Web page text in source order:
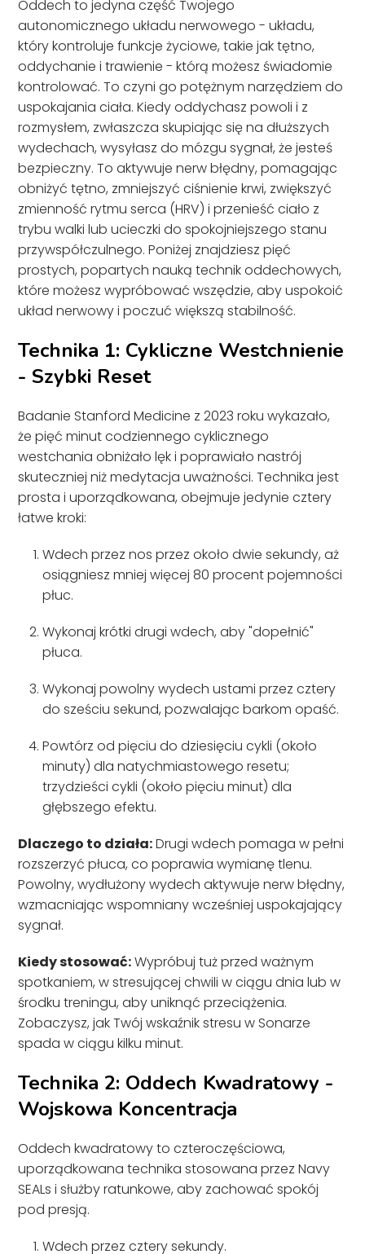
Oddech to jedyna część Twojego
autonomicznego układu nerwowego - układu,
który kontroluje funkcje życiowe, takie jak tętno,
oddychanie i trawienie - którą możesz świadomie
kontrolować. To czyni go potężnym narzędziem do
uspokajania ciała. Kiedy oddychasz powoli i z
rozmysłem, zwłaszcza skupiając się na dłuższych
wydechach, wysyłasz do mózgu sygnał, że jesteś
bezpieczny. To aktywuje nerw błędny, pomagając
obniżyć tętno, zmniejszyć ciśnienie krwi, zwiększyć
zmienność rytmu serca (HRV) i przenieść ciało z
trybu walki lub ucieczki do spokojniejszego stanu
przywspółczulnego. Poniżej znajdziesz pięć
prostych, popartych nauką technik oddechowych,
które możesz wypróbować wszędzie, aby uspokoić
układ nerwowy i poczuć większą stabilność.
Technika 1: Cykliczne Westchnienie
- Szybki Reset
Badanie Stanford Medicine z 2023 roku wykazało,
że pięć minut codziennego cyklicznego
westchania obniżało lęk i poprawiało nastrój
skuteczniej niż medytacja uważności. Technika jest
prosta i uporządkowana, obejmuje jedynie cztery
łatwe kroki:
Wdech przez nos przez około dwie sekundy, aż
osiągniesz mniej więcej 80 procent pojemności
płuc.
Wykonaj krótki drugi wdech, aby "dopełnić"
płuca.
Wykonaj powolny wydech ustami przez cztery
do sześciu sekund, pozwalając barkom opaść.
Powtórz od pięciu do dziesięciu cykli (około
minuty) dla natychmiastowego resetu;
trzydzieści cykli (około pięciu minut) dla
głębszego efektu.
Dlaczego to działa:Drugi wdech pomaga w pełni
rozszerzyć płuca, co poprawia wymianę tlenu.
Powolny, wydłużony wydech aktywuje nerw błędny,
wzmacniając wspomniany wcześniej uspokajający
sygnał.
Kiedy stosować:Wypróbuj tuż przed ważnym
spotkaniem, w stresującej chwili w ciągu dnia lub w
środku treningu, aby uniknąć przeciążenia.
Zobaczysz, jak Twój wskaźnik stresu w Sonarze
spada w ciągu kilku minut.
Technika 2: Oddech Kwadratowy -
Wojskowa Koncentracja
Oddech kwadratowy to czteroczęściowa,
uporządkowana technika stosowana przez Navy
SEALs i służby ratunkowe, aby zachować spokój
pod presją.
Wdech przez cztery sekundy.